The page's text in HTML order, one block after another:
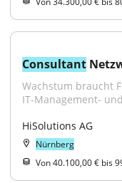
Consultant
Wachstum braucht
IT-Management-
HiSolutions AG
Nürnberg
Von 40.100,00 € bis